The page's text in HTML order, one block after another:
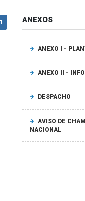
ANEXOS
ANEXO I -
ANEXO II -
DESPACHO
AVISO DE
NACIONAL